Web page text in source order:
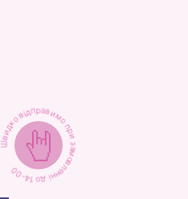
Швидко відправимо при замовленні до 14-00